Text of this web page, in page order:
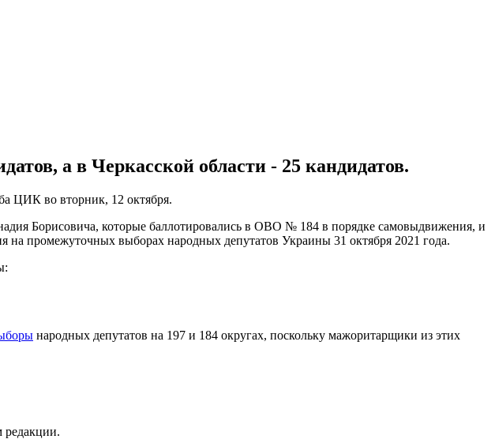
а в Черкасской области - 25 кандидатов.
ЦИК во вторник, 12 октября.
Борисовича, которые баллотировались в ОВО № 184 в порядке самовыдвижения, и
промежуточных выборах народных депутатов Украины 31 октября 2021 года.
народных депутатов на 197 и 184 округах, поскольку мажоритарщики из этих
редакции.